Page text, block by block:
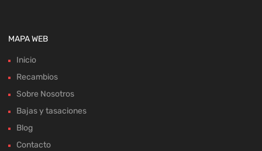
MAPA WEB
Inicio
Recambios
Sobre Nosotros
Bajas y tasaciones
Blog
Contacto